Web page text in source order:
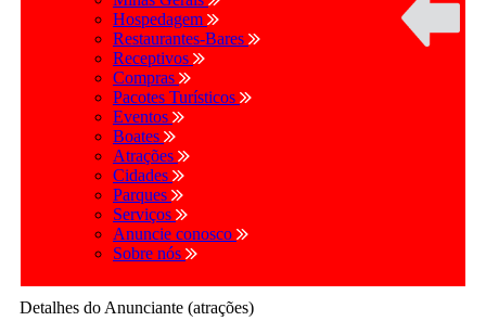
Hospedagem
Restaurantes-Bares
Receptivos
Compras
Pacotes Turísticos
Eventos
Boates
Atrações
Cidades
Parques
Serviços
Anuncie conosco
Sobre nós
Detalhes do Anunciante (atrações)